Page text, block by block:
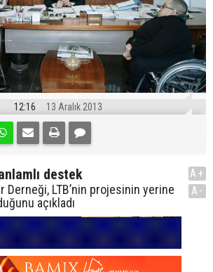
12:16 13 Aralık 2013
destek
Derneği, LTB’nin projesinin yerine
açıkladı
A+
A-